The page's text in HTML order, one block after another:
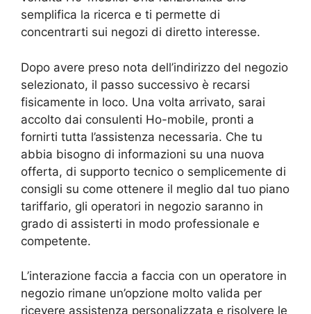
semplifica la ricerca e ti permette di
concentrarti sui negozi di diretto interesse.
Dopo avere preso nota dell’indirizzo del negozio
selezionato, il passo successivo è recarsi
fisicamente in loco. Una volta arrivato, sarai
accolto dai consulenti Ho-mobile, pronti a
fornirti tutta l’assistenza necessaria. Che tu
abbia bisogno di informazioni su una nuova
offerta, di supporto tecnico o semplicemente di
consigli su come ottenere il meglio dal tuo piano
tariffario, gli operatori in negozio saranno in
grado di assisterti in modo professionale e
competente.
L’interazione faccia a faccia con un operatore in
negozio rimane un’opzione molto valida per
ricevere assistenza personalizzata e risolvere le